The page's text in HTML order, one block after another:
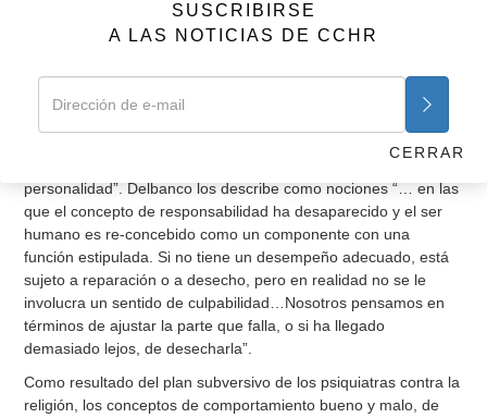
el pecado y el mal como “trastornos mentales”.
refiere al casi desaparecido “lenguaje del mal” y al proceso de
“quitarle el nombre al mal”. Hasta que surgió la psiquiatría, las
moral”. Hoy en día, sin embargo, escuchamos eufemismos
personalidad”. Delbanco los describe como nociones “… en las
que el concepto de responsabilidad ha desaparecido y el ser
humano es re-concebido como un componente con una
función estipulada. Si no tiene un desempeño adecuado, está
sujeto a reparación o a desecho, pero en realidad no se le
involucra un sentido de culpabilidad…Nosotros pensamos en
términos de ajustar la parte que falla, o si ha llegado
demasiado lejos, de desecharla”.
Como resultado del plan subversivo de los psiquiatras contra la
religión, los conceptos de comportamiento bueno y malo, de
SUSCRIBIRSE
A LAS NOTICIAS DE CCHR
CERRAR